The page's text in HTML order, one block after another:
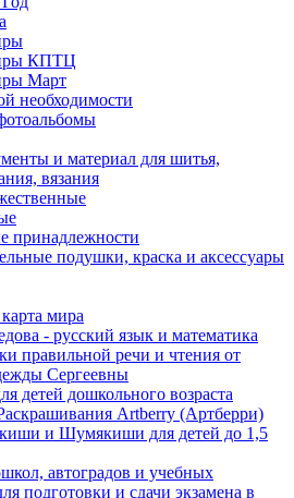
КПТЦ
Март
необходимости
и материал для шитья,
вязания
принадлежности
подушки, краска и аксессуары
мира
- русский язык и математика
правильной речи и чтения от
Сергеевны
детей дошкольного возраста
Artberry (Артберри)
и Шумякиши для детей до 1,5
автоградов и учебных
подготовки и сдачи экзамена в